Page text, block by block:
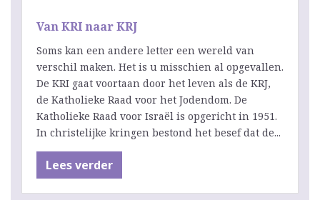
Van KRI naar KRJ
Soms kan een andere letter een wereld van
verschil maken. Het is u misschien al opgevallen.
De KRI gaat voortaan door het leven als de KRJ,
de Katholieke Raad voor het Jodendom. De
Katholieke Raad voor Israël is opgericht in 1951.
In christelijke kringen bestond het besef dat de...
Lees verder